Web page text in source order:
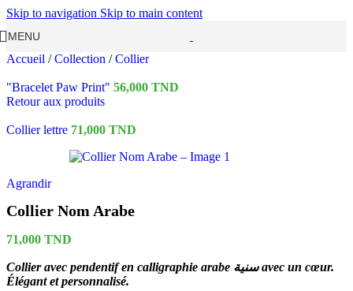
Skip to navigation Skip to main content
MENU
Accueil / Collection / Collier
"Bracelet Paw Print" 56,000 TND
Retour aux produits
Collier lettre 71,000 TND
Agrandir
Collier Nom Arabe
71,000 TND
Collier avec pendentif en calligraphie arabe سنية avec un cœur.
Élégant et personnalisé.